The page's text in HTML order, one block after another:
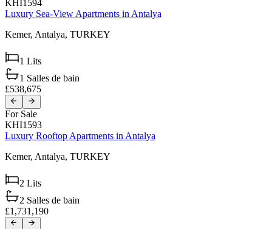
KHI1594
Luxury Sea-View Apartments in Antalya
Kemer, Antalya, TURKEY
1 Lits
1 Salles de bain
£538,675
For Sale
KHI1593
Luxury Rooftop Apartments in Antalya
Kemer, Antalya, TURKEY
2 Lits
2 Salles de bain
£1,731,190